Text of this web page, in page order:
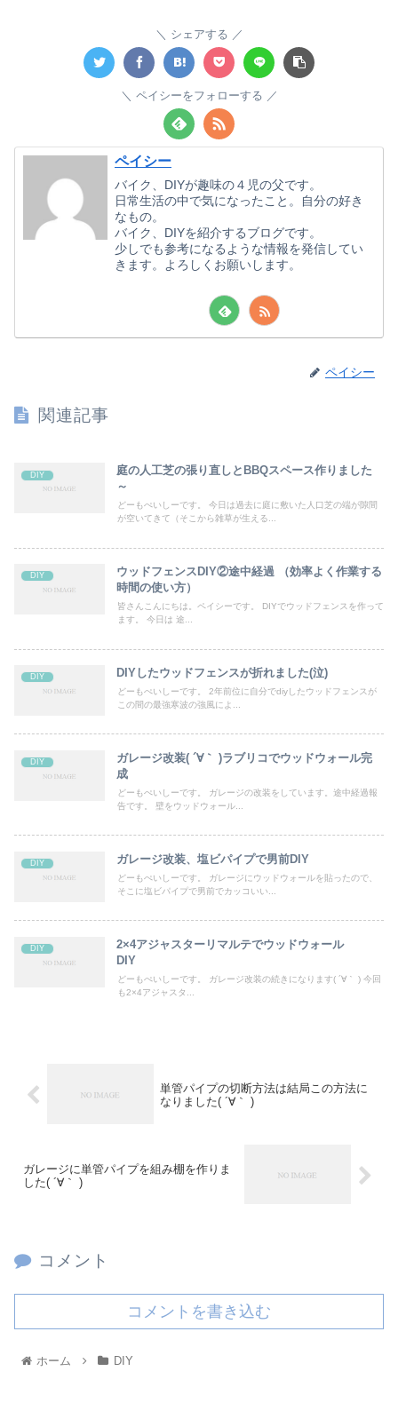
シェアする
ペイシーをフォローする
ペイシー
バイク、DIYが趣味の４児の父です。
日常生活の中で気になったこと。自分の好き
なもの。
バイク、DIYを紹介するブログです。
少しでも参考になるような情報を発信してい
きます。よろしくお願いします。
ペイシー
関連記事
DIY
庭の人工芝の張り直しとBBQスペース作りました
～
どーもぺいしーです。 今日は過去に庭に敷いた人口芝の端が隙間
が空いてきて（そこから雑草が生える...
DIY
ウッドフェンスDIY②途中経過 （効率よく作業する
時間の使い方）
皆さんこんにちは。ペイシーです。 DIYでウッドフェンスを作って
ます。 今日は 途...
DIY DIYしたウッドフェンスが折れました(泣)
どーもぺいしーです。 2年前位に自分でdiyしたウッドフェンスが
この間の最強寒波の強風によ...
DIY
ガレージ改装( ´∀｀ )ラブリコでウッドウォール完
成
どーもぺいしーです。 ガレージの改装をしています。途中経過報
告です。 壁をウッドウォール...
DIY ガレージ改装、塩ビパイプで男前DIY
どーもぺいしーです。 ガレージにウッドウォールを貼ったので、
そこに塩ビパイプで男前でカッコいい...
DIY
2×4アジャスターリマルテでウッドウォール
DIY
どーもぺいしーです。 ガレージ改装の続きになります( ´∀｀ ) 今回
も2×4アジャスタ...
単管パイプの切断方法は結局この方法に
なりました( ´∀｀ )
ガレージに単管パイプを組み棚を作りま
した( ´∀｀ )
コメント
コメントを書き込む
ホーム DIY